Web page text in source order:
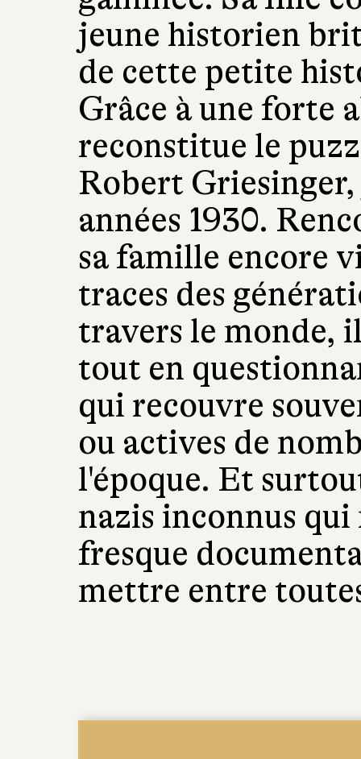
jeune historien
de cette petite
Grâce à une forte
reconstitue le
Robert
années 1930.
sa famille encore
traces des
travers le monde,
tout en
qui recouvre
ou actives de
l'époque. Et
nazis inconnus qui
fresque
mettre entre